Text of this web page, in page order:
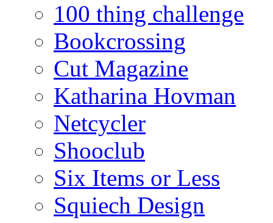
100 thing challenge
Bookcrossing
Cut Magazine
Katharina Hovman
Netcycler
Shooclub
Six Items or Less
Squiech Design